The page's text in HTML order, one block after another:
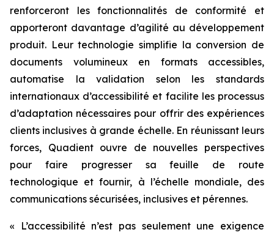
renforceront les fonctionnalités de conformité et
apporteront davantage d’agilité au développement
produit. Leur technologie simplifie la conversion de
documents volumineux en formats accessibles,
automatise la validation selon les standards
internationaux d’accessibilité et facilite les processus
d’adaptation nécessaires pour offrir des expériences
clients inclusives à grande échelle. En réunissant leurs
forces, Quadient ouvre de nouvelles perspectives
pour faire progresser sa feuille de route
technologique et fournir, à l’échelle mondiale, des
communications sécurisées, inclusives et pérennes.
« L’accessibilité n’est pas seulement une exigence